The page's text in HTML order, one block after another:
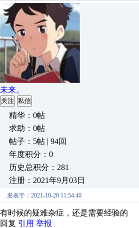
未来。
关注 私信
精华：0帖
求助：0帖
帖子：5帖 | 94回
年度积分：0
历史总积分：281
注册：2021年9月03日
发表于：2021-10-20 11:54:40
有时候的疑难杂症，还是需要经验的
回复 引用 举报